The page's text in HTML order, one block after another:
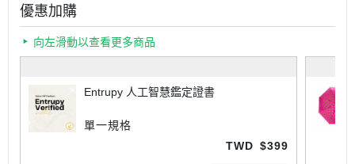
優惠加購
向左滑動以查看更多商品
Entrupy 人工智慧鑑定證書
單一規格
TWD $399